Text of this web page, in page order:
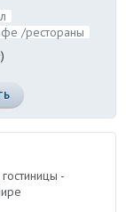
/рестораны
-